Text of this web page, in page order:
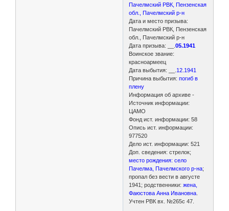
Пачелмский РВК, Пензенская
обл., Пачелмский р-н
Дата и место призыва:
Пачелмский РВК, Пензенская
обл., Пачелмский р-н
Дата призыва: __.05.1941
Воинское звание:
красноармеец
Дата выбытия: __. 12.1941
Причина выбытия:погиб в
плену
Информация об архиве -
Источник информации:
ЦАМО
Фонд ист. информации: 58
Опись ист. информации:
977520
Дело ист. информации: 521
Доп. сведения: стрелок;
место рождения: село
Пачелма, Пачелмского р-на;
пропал без вести в августе
1941; родственники:жена,
Фаюстова Анна Ивановна
Учтен РВК вх. №265с 47.